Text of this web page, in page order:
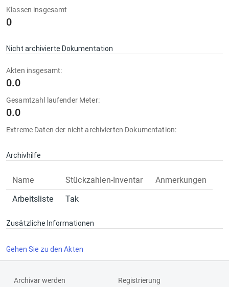
Klassen insgesamt
0
Nicht archivierte Dokumentation
Akten insgesamt:
0.0
Gesamtzahl laufender Meter:
0.0
Extreme Daten der nicht archivierten Dokumentation:
Archivhilfe
Name Stückzahlen-Inventar
Anmerkungen
Arbeitsliste
Tak
Zusätzliche Informationen
Gehen Sie zu den Akten
Archivar werden Registrierung